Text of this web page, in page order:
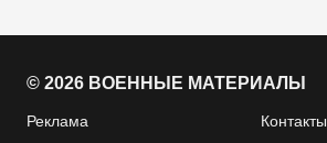
© 2026 ВОЕННЫЕ МАТЕРИАЛЫ
Реклама Контакты